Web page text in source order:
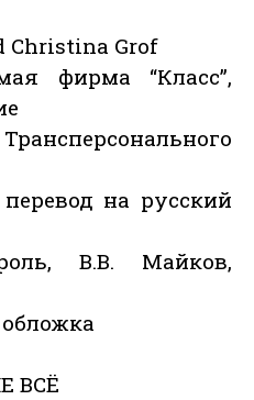
Christina Grof
фирма “Класс”,
на русский
В.В. Майков,
обложка
ВСЁ